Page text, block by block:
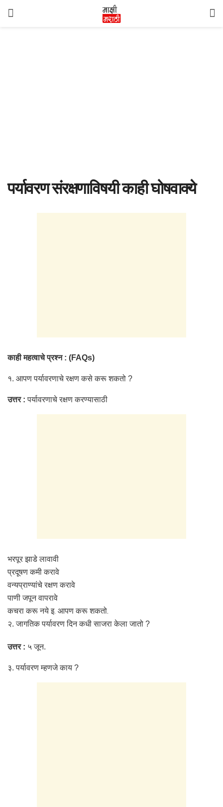
पर्यावरण संरक्षणाविषयी काही घोषवाक्ये
काही महत्वाचे प्रश्न : (FAQs)
१. आपण पर्यावरणाचे रक्षण कसे करू शकतो ?
उत्तर : पर्यावरणाचे रक्षण करण्यासाठी
भरपूर झाडे लावावी
प्रदूषण कमी करावे
वन्यप्राण्यांचे रक्षण करावे
पाणी जपून वापरावे
कचरा करू नये इ. आपण करू शकतो.
२. जागतिक पर्यावरण दिन कधी साजरा केला जातो ?
उत्तर : ५ जून.
३. पर्यावरण म्हणजे काय ?